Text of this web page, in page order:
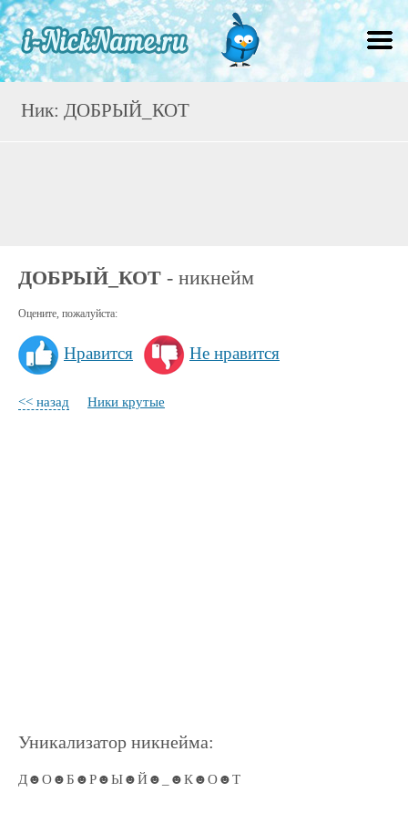
Ник: ДОБРЫЙ_КОТ
ДОБРЫЙ_КОТ - никнейм
Оцените, пожалуйста:
Нравится Не нравится
<< назад Ники крутые
Уникализатор никнейма:
Д☻О☻Б☻Р☻Ы☻Й☻_☻К☻О☻Т